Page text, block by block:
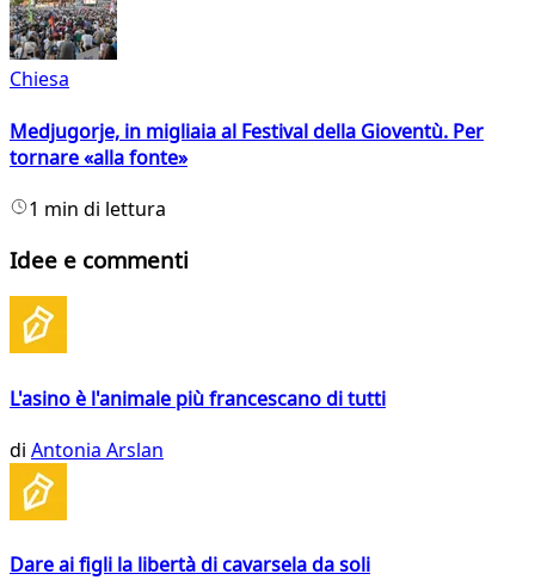
Chiesa
Medjugorje, in migliaia al Festival della Gioventù. Per
tornare «alla fonte»
1 min di lettura
Idee e commenti
L'asino è l'animale più francescano di tutti
di Antonia Arslan
Dare ai figli la libertà di cavarsela da soli